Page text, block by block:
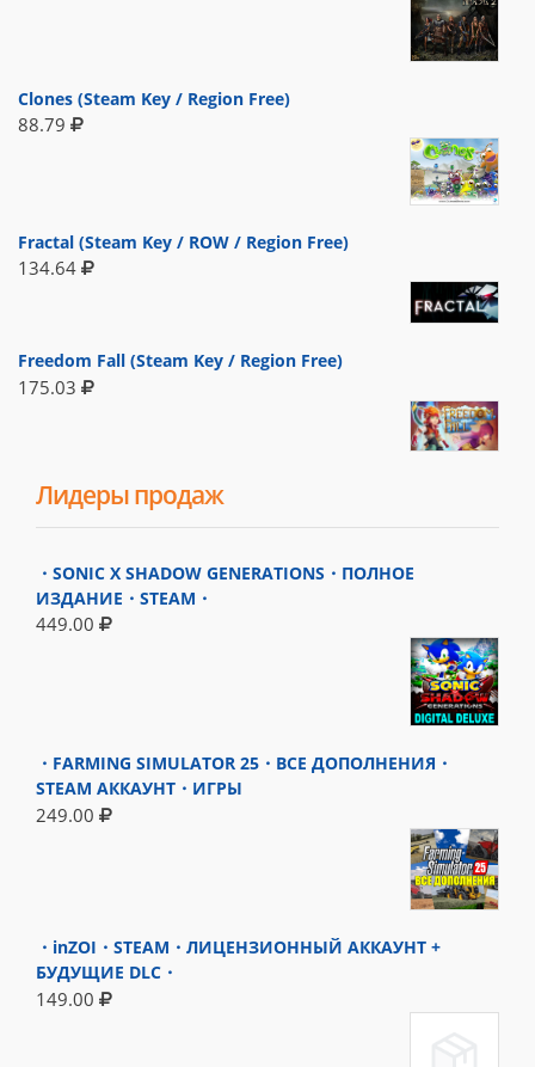
Clones (Steam Key / Region Free)
88.79
Fractal (Steam Key / ROW / Region Free)
134.64
Freedom Fall (Steam Key / Region Free)
175.03
Лидеры продаж
・SONIC X SHADOW GENERATIONS・ПОЛНОЕ
ИЗДАНИЕ・STEAM・
449.00
・FARMING SIMULATOR 25・ВСЕ ДОПОЛНЕНИЯ・
STEAM АККАУНТ・ИГРЫ
249.00
・inZOI・STEAM・ЛИЦЕНЗИОННЫЙ АККАУНТ +
БУДУЩИЕ DLC・
149.00